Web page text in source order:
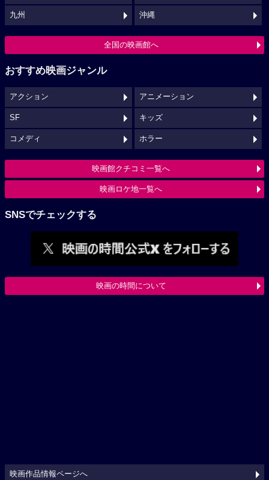
九州 沖縄
全国の映画館へ
おすすめ映画ジャンル
アクション アニメーション
SF キッズ
コメディ ホラー
映画館クチコミ一覧へ
映画ロケ地一覧へ
SNSでチェックする
映画の時間について
映画作品情報ページへ